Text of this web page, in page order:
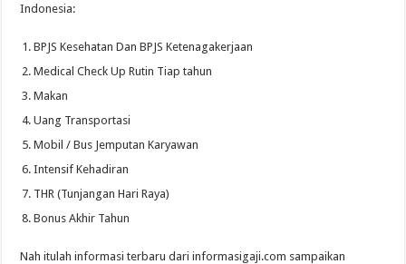
Indonesia:
BPJS Kesehatan Dan BPJS Ketenagakerjaan
Medical Check Up Rutin Tiap tahun
Makan
Uang Transportasi
Mobil / Bus Jemputan Karyawan
Intensif Kehadiran
THR (Tunjangan Hari Raya)
Bonus Akhir Tahun
Nah itulah informasi terbaru dari informasigaji.com sampaikan